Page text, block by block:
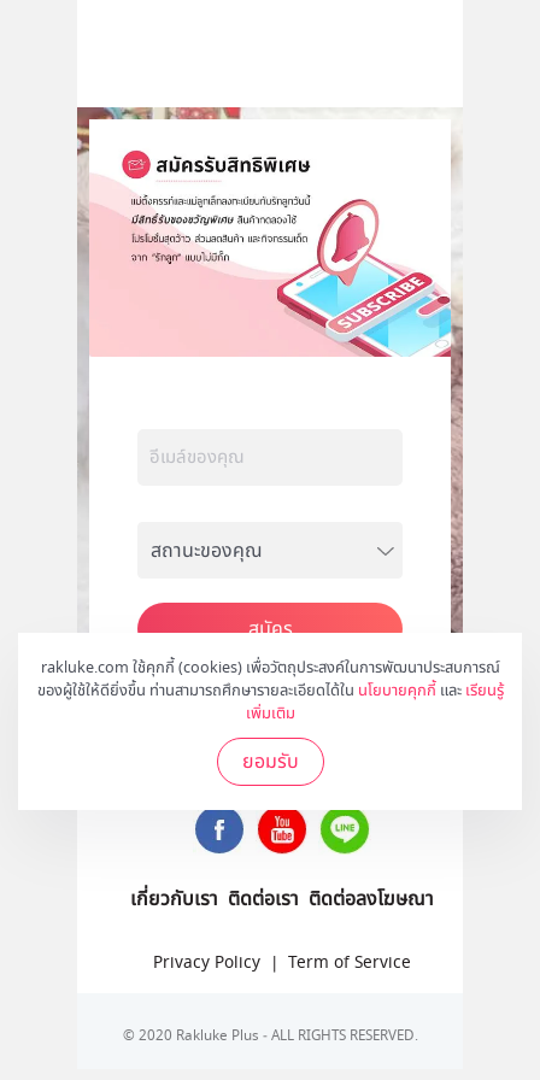
rakluke.com ใช้คุกกี้ (cookies) เพื่อวัตถุประสงค์ในการพัฒนาประสบการณ์
ของผู้ใช้ให้ดียิ่งขึ้น ท่านสามารถศึกษารายละเอียดได้ใน นโยบายคุกกี้ และ เรียนรู้
เพิ่มเติม
ยอมรับ
สมัคร
ติดตามเราได้ที่
เกี่ยวกับเรา ติดต่อเรา ติดต่อลงโฆษณา
Privacy Policy | Term of Service
© 2020 Rakluke Plus - ALL RIGHTS RESERVED.